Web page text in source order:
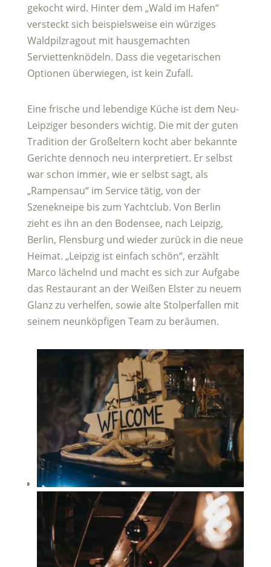
gekocht wird. Hinter dem „Wald im Hafen“
versteckt sich beispielsweise ein würziges
Waldpilzragout mit hausgemachten
Serviettenknödeln. Dass die vegetarischen
Optionen überwiegen, ist kein Zufall.
Eine frische und lebendige Küche ist dem Neu-
Leipziger besonders wichtig. Die mit der guten
Tradition der Großeltern kocht aber bekannte
Gerichte dennoch neu interpretiert. Er selbst
war schon immer, wie er selbst sagt, als
„Rampensau“ im Service tätig, von der
Szenekneipe bis zum Yachtclub. Von Berlin
zieht es ihn an den Bodensee, nach Leipzig,
Berlin, Flensburg und wieder zurück in die neue
Heimat. „Leipzig ist einfach schön“, erzählt
Marco lächelnd und macht es sich zur Aufgabe
das Restaurant an der Weißen Elster zu neuem
Glanz zu verhelfen, sowie alte Stolperfallen mit
seinem neunköpfigen Team zu beräumen.